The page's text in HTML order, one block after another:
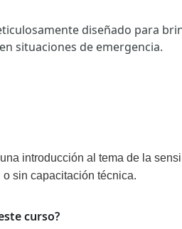
diseñado para
situaciones de emergencia.
introducción al tema de la
sin capacitación técnica.
curso?